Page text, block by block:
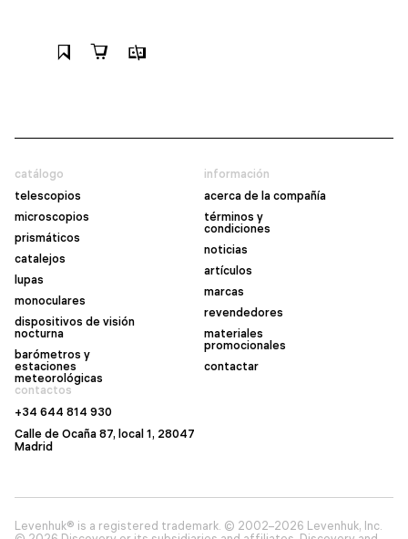
catálogo
telescopios
microscopios
prismáticos
catalejos
lupas
monoculares
dispositivos de visión
nocturna
barómetros y
estaciones
meteorológicas
información
acerca de la compañía
términos y
condiciones
noticias
artículos
marcas
revendedores
materiales
promocionales
contactar
contactos
+34 644 814 930
Calle de Ocaña 87, local 1, 28047
Madrid
Levenhuk® is a registered trademark. © 2002–2026 Levenhuk, Inc.